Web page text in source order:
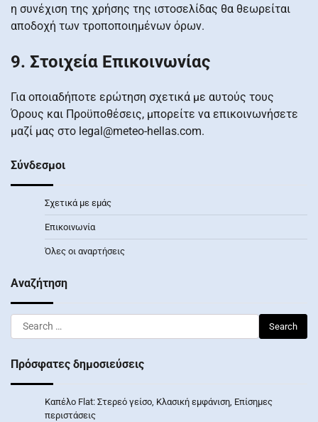
η συνέχιση της χρήσης της ιστοσελίδας θα θεωρείται
αποδοχή των τροποποιημένων όρων.
9. Στοιχεία Επικοινωνίας
Για οποιαδήποτε ερώτηση σχετικά με αυτούς τους
Όρους και Προϋποθέσεις, μπορείτε να επικοινωνήσετε
μαζί μας στο legal@meteo-hellas.com.
Σύνδεσμοι
Σχετικά με εμάς
Επικοινωνία
Όλες οι αναρτήσεις
Αναζήτηση
Search
for:
Πρόσφατες δημοσιεύσεις
Καπέλο Flat: Στερεό γείσο, Κλασική εμφάνιση, Επίσημες
περιστάσεις